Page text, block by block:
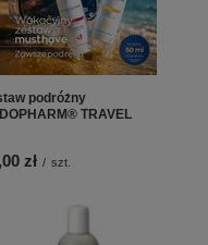
podróżny
TRAVEL
zł / szt.